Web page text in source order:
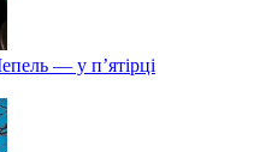
— у п’ятірці